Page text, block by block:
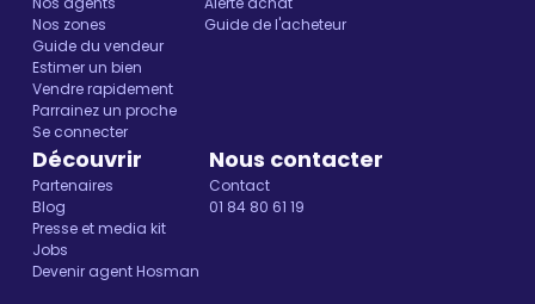
Nos zones
Guide du vendeur
Estimer un bien
Vendre rapidement
Parrainez un proche
Se connecter
Guide de l'acheteur
Découvrir
Partenaires
Blog
Presse et media kit
Jobs
Devenir agent Hosman
Nous contacter
Contact
01 84 80 61 19